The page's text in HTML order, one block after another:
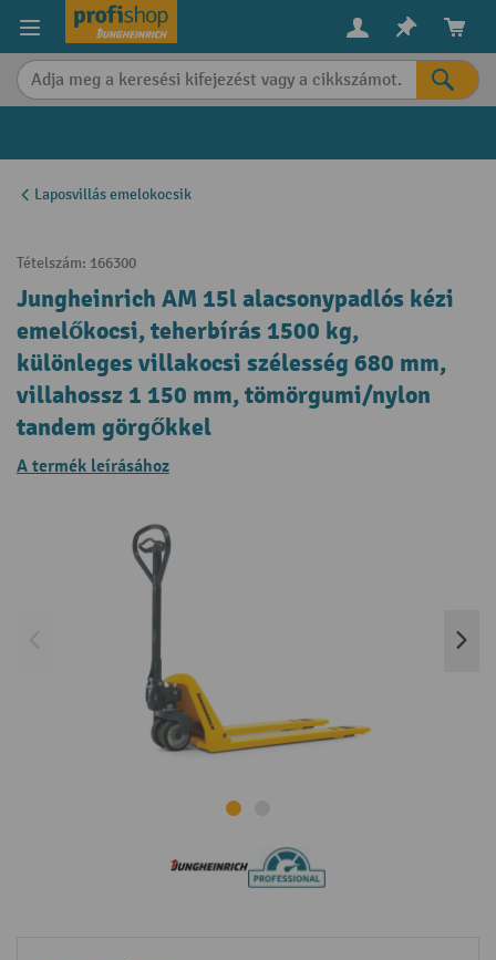
content
Laposvillás emelokocsik
Tételszám: 166300
Jungheinrich AM 15l alacsonypadlós kézi
emelőkocsi, teherbírás 1500 kg,
különleges villakocsi szélesség 680 mm,
villahossz 1 150 mm, tömörgumi/nylon
tandem görgőkkel
A termék leírásához